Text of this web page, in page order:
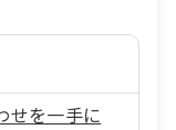
せを一手に